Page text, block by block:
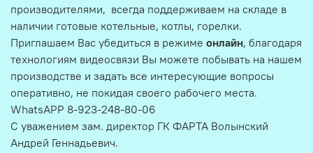
производителями, всегда поддерживаем на складе в
наличии готовые котельные, котлы, горелки.
Приглашаем Вас убедиться в режиме онлайн, благодаря
технологиям видеосвязи Вы можете побывать на нашем
производстве и задать все интересующие вопросы
оперативно, не покидая своего рабочего места.
WhatsAPP 8-923-248-80-06
С уважением зам. директор ГК ФАРТА Волынский
Андрей Геннадьевич.